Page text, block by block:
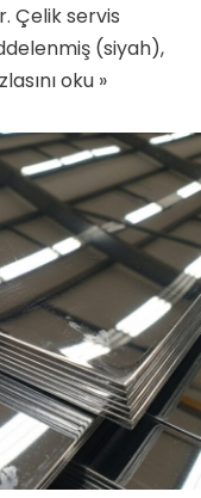
Çelik servis
(siyah),
oku »